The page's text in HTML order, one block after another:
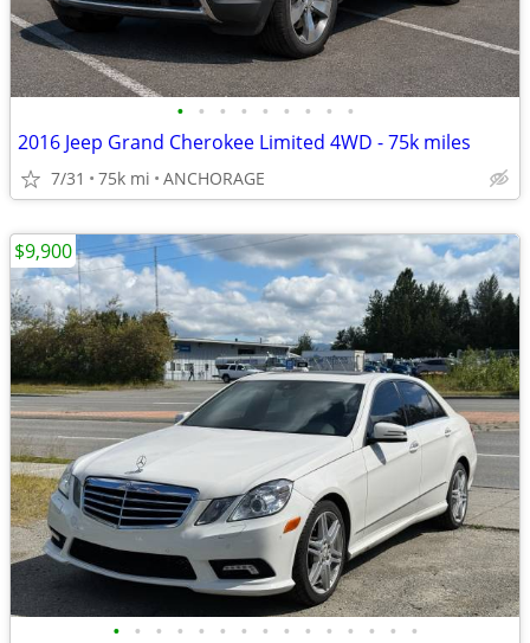
• • • • • • • • •
2016 Jeep Grand Cherokee Limited 4WD - 75k miles
7/31 75k mi ANCHORAGE
• • • • • • • • • • • • • • •
$9,900